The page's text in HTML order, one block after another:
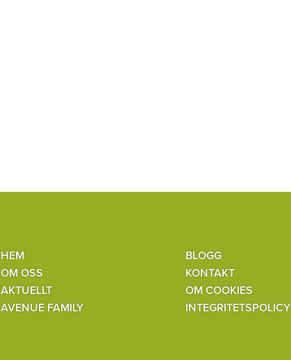
HEM
OM OSS
AKTUELLT
AVENUE FAMILY
BLOGG
KONTAKT
OM COOKIES
INTEGRITETSPOLICY